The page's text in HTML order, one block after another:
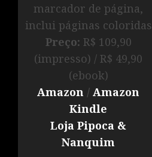
marcador de página,
inclui páginas coloridas
Preço: R$ 109,90
(impresso) / R$ 49,90
(ebook)
Amazon /Amazon
Kindle
Loja Pipoca &
Nanquim